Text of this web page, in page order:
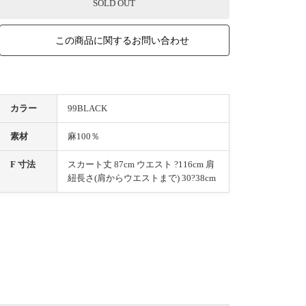
SOLD OUT
この商品に関するお問い合わせ
カラー 99BLACK
素材 麻100％
F 寸法
スカート丈 87cm ウエスト ?116cm 肩
紐長さ(肩からウエストまで) 30?38cm